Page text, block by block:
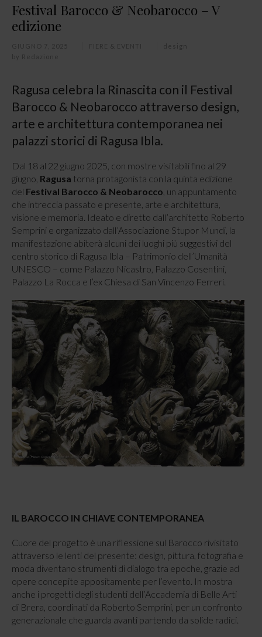
Festival Barocco & Neobarocco – V
edizione
GIUGNO 7, 2025 FIERE & EVENTI
design
Redazione
Ragusa celebra la Rinascita con il Festival
Barocco & Neobarocco attraverso design,
arte e architettura contemporanea nei
palazzi storici di Ragusa Ibla.
Dal 18 al 22 giugno 2025, con mostre visitabili fino al 29
giugno, Ragusa torna protagonista con la quinta edizione
del Festival Barocco & Neobarocco , un appuntamento
che intreccia passato e presente, arte e architettura,
visione e memoria. Ideato e diretto dall’architetto Roberto
Semprini e organizzato dall’Associazione Stupor Mundi, la
manifestazione abiterà alcuni dei luoghi più suggestivi del
centro storico di Ragusa Ibla – Patrimonio dell’Umanità
UNESCO – come Palazzo Nicastro, Palazzo Cosentini,
Palazzo La Rocca e l’ex Chiesa di San Vincenzo Ferreri.
IL BAROCCO IN CHIAVE CONTEMPORANEA
Cuore del progetto è una riflessione sul Barocco rivisitato
attraverso le lenti del presente: design, pittura, fotografia e
moda diventano strumenti di dialogo tra epoche, grazie ad
opere concepite appositamente per l’evento. In mostra
anche i progetti degli studenti dell’Accademia di Belle Arti
di Brera, coordinati da Roberto Semprini, per un confronto
generazionale che guarda avanti partendo da solide radici.